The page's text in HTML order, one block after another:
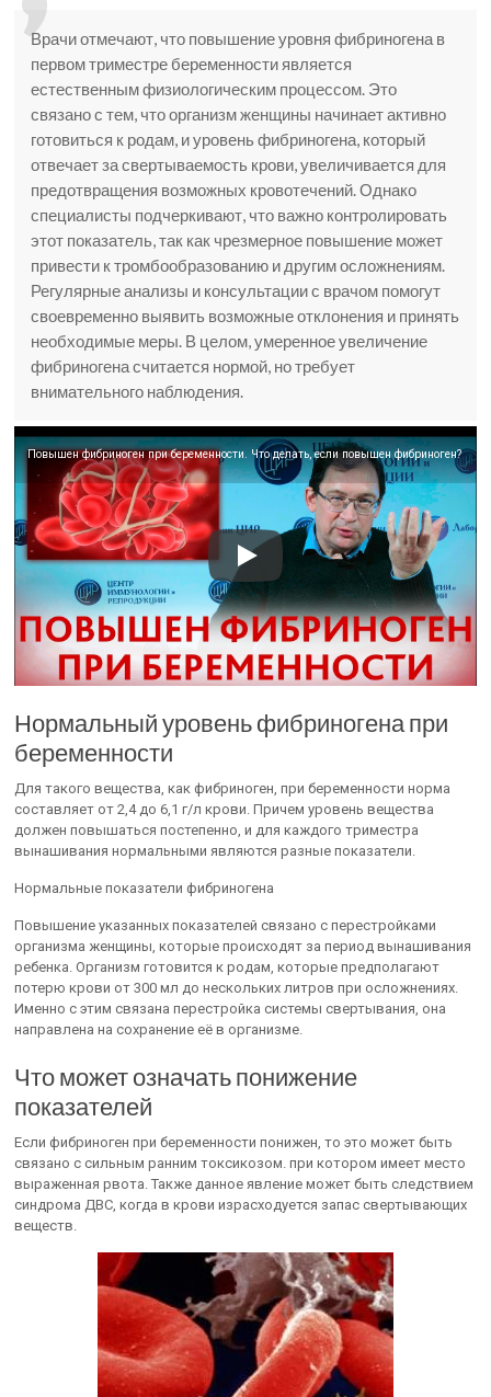
Врачи отмечают, что повышение уровня фибриногена в
первом триместре беременности является
естественным физиологическим процессом. Это
связано с тем, что организм женщины начинает активно
готовиться к родам, и уровень фибриногена, который
отвечает за свертываемость крови, увеличивается для
предотвращения возможных кровотечений. Однако
специалисты подчеркивают, что важно контролировать
этот показатель, так как чрезмерное повышение может
привести к тромбообразованию и другим осложнениям.
Регулярные анализы и консультации с врачом помогут
своевременно выявить возможные отклонения и принять
необходимые меры. В целом, умеренное увеличение
фибриногена считается нормой, но требует
внимательного наблюдения.
Повышен фибриноген при беременности. Что делать, если повышен фибриноген?
Нормальный уровень фибриногена при
беременности
Для такого вещества, как фибриноген, при беременности норма
составляет от 2,4 до 6,1 г/л крови. Причем уровень вещества
должен повышаться постепенно, и для каждого триместра
вынашивания нормальными являются разные показатели.
Нормальные показатели фибриногена
Повышение указанных показателей связано с перестройками
организма женщины, которые происходят за период вынашивания
ребенка. Организм готовится к родам, которые предполагают
потерю крови от 300 мл до нескольких литров при осложнениях.
Именно с этим связана перестройка системы свертывания, она
направлена на сохранение её в организме.
Что может означать понижение
показателей
Если фибриноген при беременности понижен, то это может быть
связано с сильным ранним токсикозом. при котором имеет место
выраженная рвота. Также данное явление может быть следствием
синдрома ДВС, когда в крови израсходуется запас свертывающих
веществ.